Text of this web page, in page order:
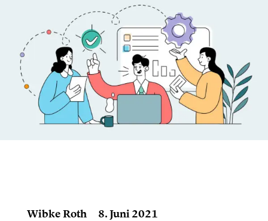
Wibke Roth 8. Juni 2021